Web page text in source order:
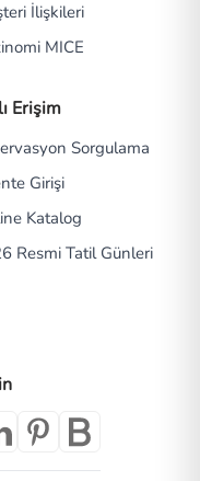
İlişkileri
MICE
Erişim
Sorgulama
Girişi
Katalog
Resmi Tatil Günleri